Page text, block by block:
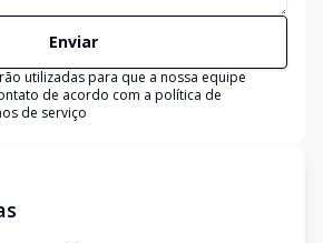
Enviar
utilizadas para que a nossa equipe
de acordo com a política de
de serviço